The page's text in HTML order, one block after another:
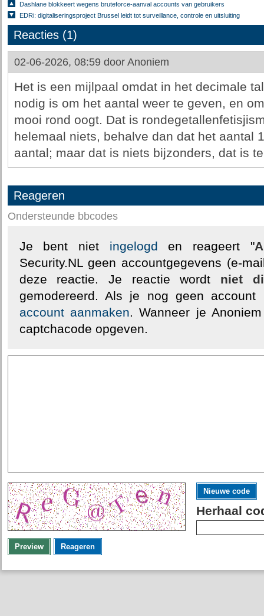
Dashlane blokkeert wegens bruteforce-aanval accounts van gebruikers
EDRi: digitaliseringsproject Brussel leidt tot surveillance, controle en uitsluiting
Reacties (1)
02-06-2026, 08:59 door Anoniem
Het is een mijlpaal omdat in het decimale
nodig is om het aantal weer te geven, en
mooi rond oogt. Dat is
helemaal niets, behalve dan dat het aantal
aantal; maar dat is niets bijzonders, dat is
Reageren
Ondersteunde bbcodes
Je bent niet ingelogd en reageert "
Security.NL geen accountgegevens (e-
deze reactie. Je reactie wordt niet
gemodereerd. Als je nog geen
account aanmaken. Wanneer je
captchacode opgeven.
Nieuwe code
Herhaal
Preview Reageren